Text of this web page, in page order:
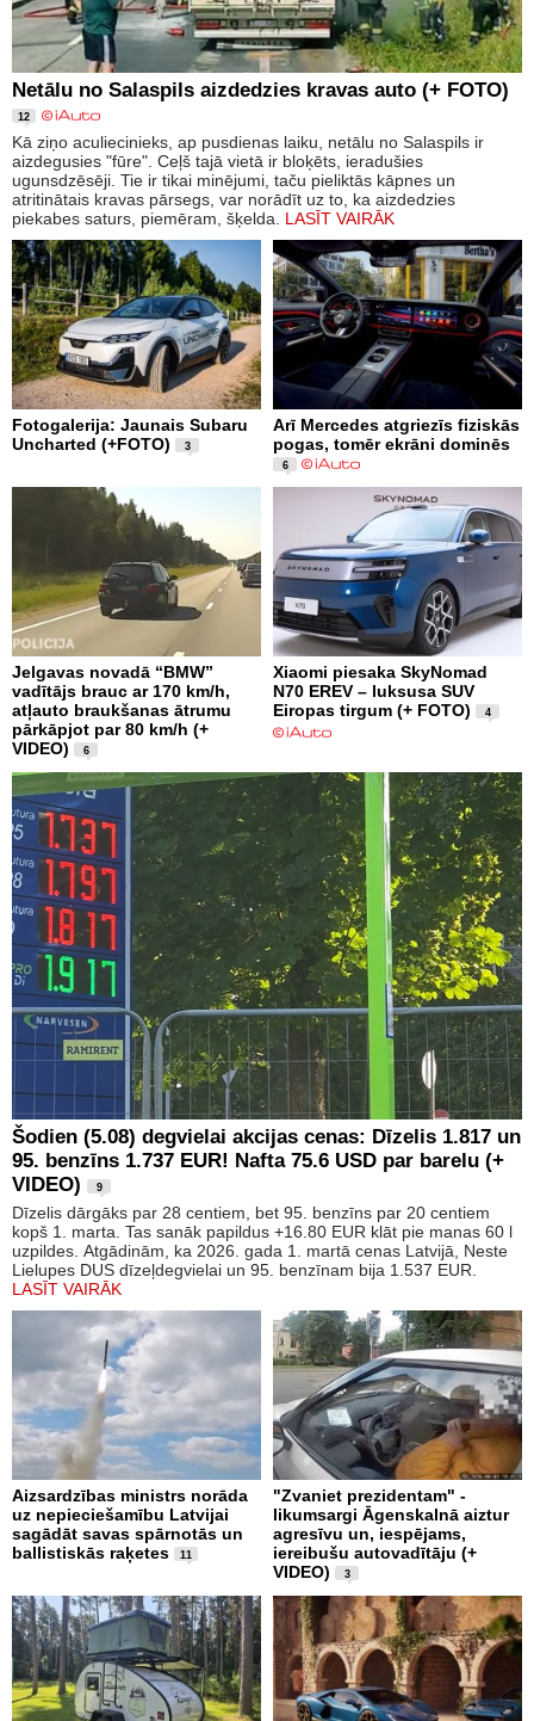
Netālu no Salaspils aizdedzies kravas auto (+ FOTO)
12
Kā ziņo aculiecinieks, ap pusdienas laiku, netālu no Salaspils ir
aizdegusies "fūre". Ceļš tajā vietā ir bloķēts, ieradušies
ugunsdzēsēji. Tie ir tikai minējumi, taču pieliktās kāpnes un
atritinātais kravas pārsegs, var norādīt uz to, ka aizdedzies
piekabes saturs, piemēram, šķelda. LASĪT VAIRĀK
Fotogalerija: Jaunais Subaru
Uncharted (+FOTO)
3
Arī Mercedes atgriezīs fiziskās
pogas, tomēr ekrāni dominēs
6
Jelgavas novadā “BMW”
vadītājs brauc ar 170 km/h,
atļauto braukšanas ātrumu
pārkāpjot par 80 km/h (+
VIDEO)
6
Xiaomi piesaka SkyNomad
N70 EREV – luksusa SUV
Eiropas tirgum (+ FOTO)
4
Šodien (5.08) degvielai akcijas cenas: Dīzelis 1.817 un
95. benzīns 1.737 EUR! Nafta 75.6 USD par barelu (+
VIDEO)
9
Dīzelis dārgāks par 28 centiem, bet 95. benzīns par 20 centiem
kopš 1. marta. Tas sanāk papildus +16.80 EUR klāt pie manas 60 l
uzpildes. Atgādinām, ka 2026. gada 1. martā cenas Latvijā, Neste
Lielupes DUS dīzeļdegvielai un 95. benzīnam bija 1.537 EUR.
LASĪT VAIRĀK
Aizsardzības ministrs norāda
uz nepieciešamību Latvijai
sagādāt savas spārnotās un
ballistiskās raķetes
11
"Zvaniet prezidentam" -
likumsargi Āgenskalnā aiztur
agresīvu un, iespējams,
iereibušu autovadītāju (+
VIDEO)
3